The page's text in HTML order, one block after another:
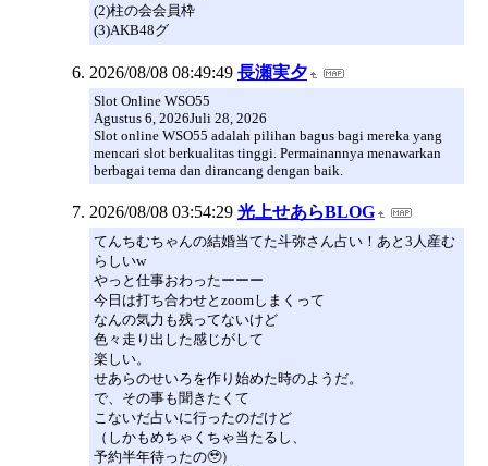
(2)柱の会会員枠
(3)AKB48グ
2026/08/08 08:49:49 長瀬実夕
Slot Online WSO55
Agustus 6, 2026Juli 28, 2026
Slot online WSO55 adalah pilihan bagus bagi mereka yang
mencari slot berkualitas tinggi. Permainannya menawarkan
berbagai tema dan dirancang dengan baik.
2026/08/08 03:54:29 光上せあらBLOG
てんちむちゃんの結婚当てた斗弥さん占い！あと3人産む
らしいw
やっと仕事おわったーーー
今日は打ち合わせとzoomしまくって
なんの気力も残ってないけど
色々走り出した感じがして
楽しい。
せあらのせいろを作り始めた時のようだ。
で、その事も聞きたくて
こないだ占いに行ったのだけど
（しかもめちゃくちゃ当たるし、
予約半年待ったの🥹）